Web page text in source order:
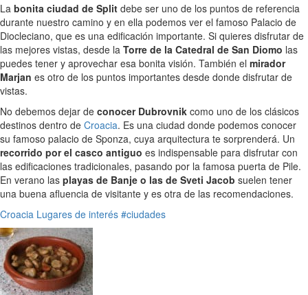
La bonita ciudad de Split debe ser uno de los puntos de referencia
durante nuestro camino y en ella podemos ver el famoso Palacio de
Diocleciano, que es una edificación importante. Si quieres disfrutar de
las mejores vistas, desde la Torre de la Catedral de San Diomo las
puedes tener y aprovechar esa bonita visión. También el mirador
Marjan es otro de los puntos importantes desde donde disfrutar de
vistas.
No debemos dejar de conocer Dubrovnik como uno de los clásicos
destinos dentro de Croacia. Es una ciudad donde podemos conocer
su famoso palacio de Sponza, cuya arquitectura te sorprenderá. Un
recorrido por el casco antiguo es indispensable para disfrutar con
las edificaciones tradicionales, pasando por la famosa puerta de Pile.
En verano las playas de Banje o las de Sveti Jacob suelen tener
una buena afluencia de visitante y es otra de las recomendaciones.
Croacia Lugares de interés #ciudades